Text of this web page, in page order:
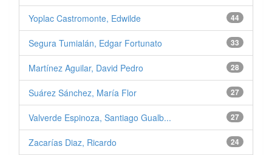
44
Yoplac Castromonte, Edwilde
33
Segura Tumialán, Edgar Fortunato
28
Martínez Aguilar, David Pedro
27
Suárez Sánchez, María Flor
27
Valverde Espinoza, Santiago Gualb...
24
Zacarías Diaz, Ricardo